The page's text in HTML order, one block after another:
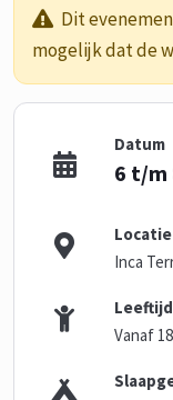
Dit
mogelijk dat de
Datum
6 t/m
Locatie
Inca
Vanaf